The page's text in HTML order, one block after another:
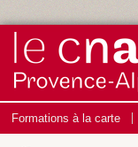
Formations à la carte